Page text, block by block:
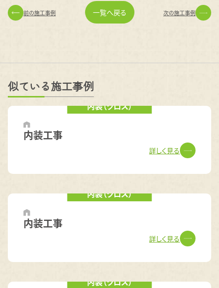
前の施工事例 一覧へ戻る 次の施工事例
似ている施工事例
内装（クロス）
内装工事
詳しく見る
内装（クロス）
内装工事
詳しく見る
内装（クロス）